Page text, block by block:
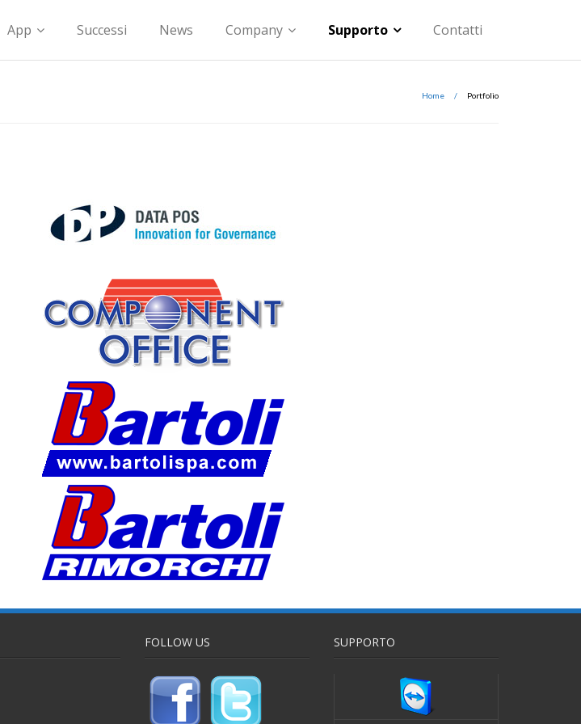
App Successi News Company Supporto Contatti
Home / Portfolio
FOLLOW US SUPPORTO